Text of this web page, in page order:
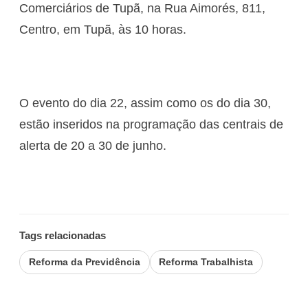
Comerciários de Tupã, na Rua Aimorés, 811,
Centro, em Tupã, às 10 horas.
O evento do dia 22, assim como os do dia 30,
estão inseridos na programação das centrais de
alerta de 20 a 30 de junho.
Tags relacionadas
Reforma da Previdência Reforma Trabalhista